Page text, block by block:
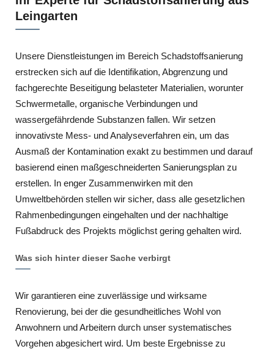
Leingarten
Unsere Dienstleistungen im Bereich Schadstoffsanierung
erstrecken sich auf die Identifikation, Abgrenzung und
fachgerechte Beseitigung belasteter Materialien, worunter
Schwermetalle, organische Verbindungen und
wassergefährdende Substanzen fallen. Wir setzen
innovativste Mess- und Analyseverfahren ein, um das
Ausmaß der Kontamination exakt zu bestimmen und darauf
basierend einen maßgeschneiderten Sanierungsplan zu
erstellen. In enger Zusammenwirken mit den
Umweltbehörden stellen wir sicher, dass alle gesetzlichen
Rahmenbedingungen eingehalten und der nachhaltige
Fußabdruck des Projekts möglichst gering gehalten wird.
Was sich hinter dieser Sache verbirgt
Wir garantieren eine zuverlässige und wirksame
Renovierung, bei der die gesundheitliches Wohl von
Anwohnern und Arbeitern durch unser systematisches
Vorgehen abgesichert wird. Um beste Ergebnisse zu